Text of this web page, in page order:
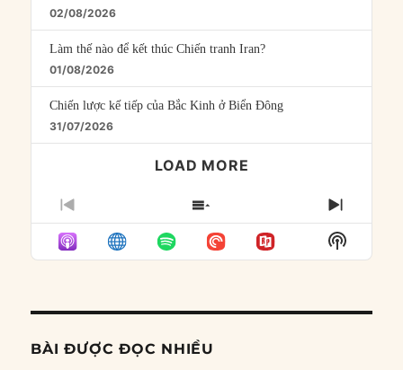
02/08/2026
Làm thế nào để kết thúc Chiến tranh Iran?
01/08/2026
Chiến lược kế tiếp của Bắc Kinh ở Biển Đông
31/07/2026
LOAD MORE
PREVIOUS
EPISODE
SHOW
EPISODES
LIST
NEXT
Show
Podcast
BÀI ĐƯỢC ĐỌC NHIỀU